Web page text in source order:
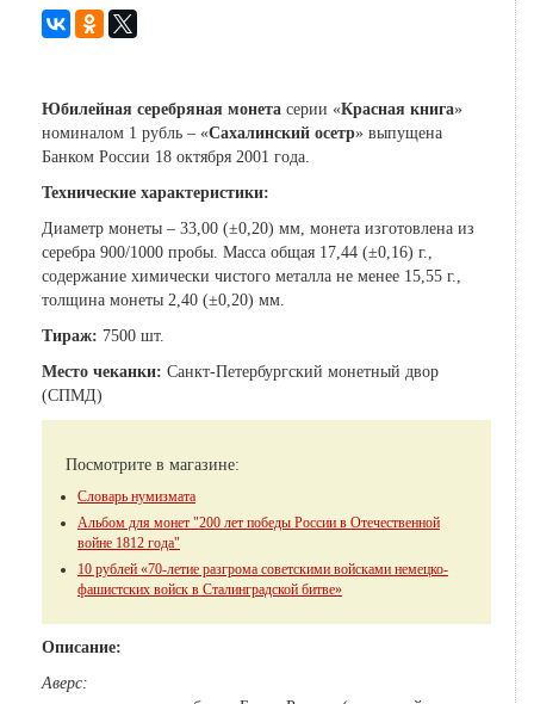
Юбилейная серебряная монета серии «Красная книга»
номиналом 1 рубль – «Cахалинский осетр» выпущена
Банком России 18 октября 2001 года.
Технические характеристики:
Диаметр монеты – 33,00 (±0,20) мм, монета изготовлена из
серебра 900/1000 пробы. Масса общая 17,44 (±0,16) г.,
содержание химически чистого металла не менее 15,55 г.,
толщина монеты 2,40 (±0,20) мм.
Тираж: 7500 шт.
Место чеканки: Санкт-Петербургский монетный двор
(СПМД)
Посмотрите в магазине:
Словарь нумизмата
Альбом для монет "200 лет победы России в Отечественной
войне 1812 года"
10 рублей «70-летие разгрома советскими войсками немецко-
фашистских войск в Сталинградской битве»
Описание:
Аверс: